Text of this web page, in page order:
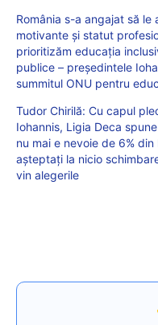
România s-a angajat să le
motivante și statut
prioritizăm educația
publice – președintele
summitul ONU pentru
Tudor Chirilă: Cu capul
Iohannis, Ligia Deca
nu mai e nevoie de 6%
așteptați la nicio
vin alegerile